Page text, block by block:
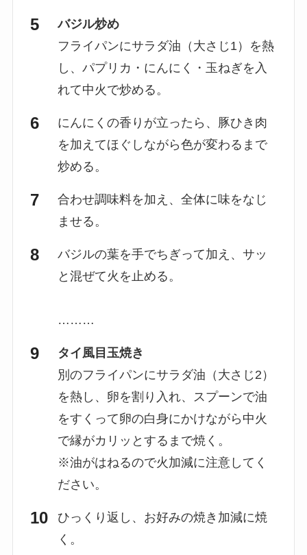
バジル炒め
フライパンにサラダ油（大さじ1）を熱
し、パプリカ・にんにく・玉ねぎを入
れて中火で炒める。
にんにくの香りが立ったら、豚ひき肉
を加えてほぐしながら色が変わるまで
炒める。
合わせ調味料を加え、全体に味をなじ
ませる。
バジルの葉を手でちぎって加え、サッ
と混ぜて火を止める。
………
タイ風目玉焼き
別のフライパンにサラダ油（大さじ2）
を熱し、卵を割り入れ、スプーンで油
をすくって卵の白身にかけながら中火
で縁がカリッとするまで焼く。
※油がはねるので火加減に注意してく
ださい。
ひっくり返し、お好みの焼き加減に焼
く。